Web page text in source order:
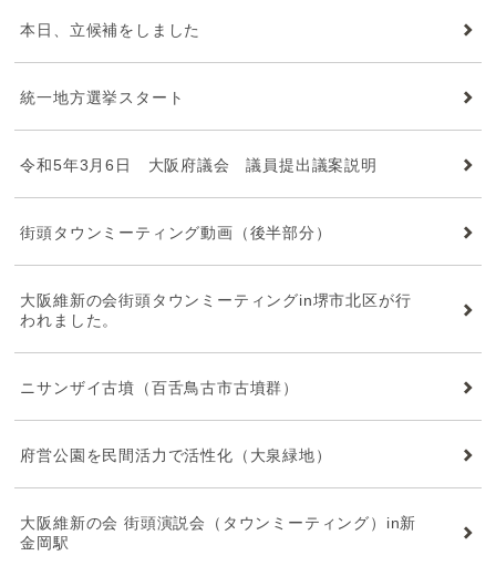
本日、立候補をしました
統一地方選挙スタート
令和5年3月6日 大阪府議会 議員提出議案説明
街頭タウンミーティング動画（後半部分）
大阪維新の会街頭タウンミーティングin堺市北区が行
われました。
ニサンザイ古墳（百舌鳥古市古墳群）
府営公園を民間活力で活性化（大泉緑地）
大阪維新の会 街頭演説会（タウンミーティング）in新
金岡駅